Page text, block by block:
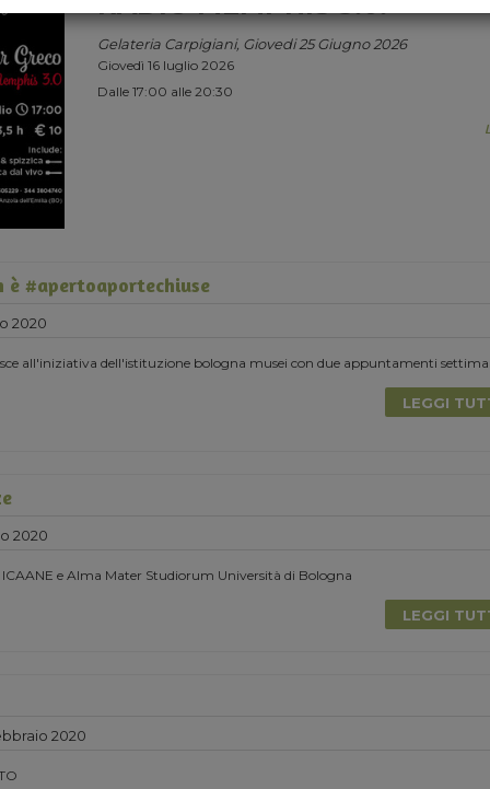
Gelateria Carpigiani, Giovedi 25 Giugno 2026
Giovedì 16 luglio 2026
Dalle 17:00 alle 20:30
è #apertoaportechiuse
2020
all'iniziativa dell'istituzione bologna musei con due appuntamenti
LEGGI
2020
e Alma Mater Studiorum Università di Bologna
LEGGI
2020